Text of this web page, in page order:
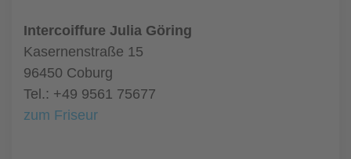
Intercoiffure Julia Göring
Kasernenstraße 15
96450 Coburg
Tel.: +49 9561 75677
zum Friseur